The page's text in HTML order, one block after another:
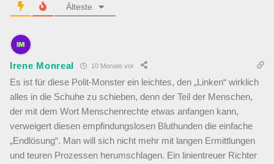
Älteste
Irene Monreal 10 Monate vor
Es ist für diese Polit-Monster ein leichtes, den „Linken“ wirklich
alles in die Schuhe zu schieben, denn der Teil der Menschen,
der mit dem Wort Menschenrechte etwas anfangen kann,
verweigert diesen empfindungslosen Bluthunden die einfache
„Endlösung“. Man will sich nicht mehr mit langen Ermittlungen
und teuren Prozessen herumschlagen. Ein linientreuer Richter